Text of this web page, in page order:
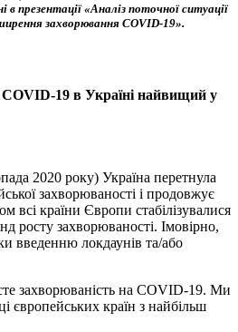
в презентації «Аналіз поточної ситуації
захворювання COVID-19».
19 в Україні найвищий у
2020 року) Україна перетнула
захворюваності і продовжує
всі країни Європи стабілізувалися
росту захворюваності. Імовірно,
введенню локдаунів та/або
захворюваність на COVID-19. Ми
європейських країн з найбільш